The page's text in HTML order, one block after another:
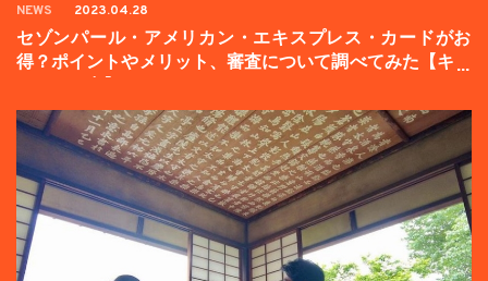
NEWS 2023.04.28
セゾンパール・アメリカン・エキスプレス・カードがお
得？ポイントやメリット、審査について調べてみた【キャ